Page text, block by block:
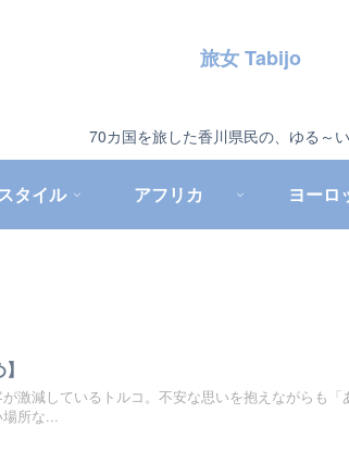
旅女 Tabijo
70カ国を旅した香川県民の、ゆる～
タイル アフリカ ヨーロ
激減しているトルコ。不安な思いを抱えながらも「
所な...